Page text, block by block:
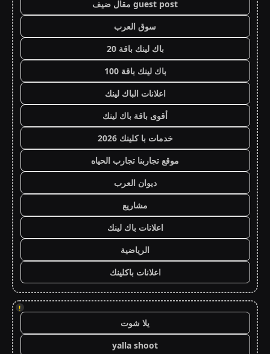
guest post مقال ضيف
سوق العرب
باك لينك باقة 20
باك لينك باقة 100
اعلانات الباك لينك
أقوى باقة باك لينك
خدمات با كلينك 2026
موقع تجاربنا تجارب الحياه
ديوان العرب
مشاريع
اعلانات باك لينك
الرياضية
اعلانات باكلينك
!
يلا شوت
yalla shoot